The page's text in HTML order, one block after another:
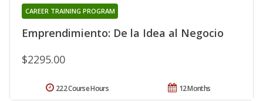
Emprendimiento: De la Idea al Negocio
CAREER TRAINING PROGRAM
$2295.00
12 Months
222 Course Hours